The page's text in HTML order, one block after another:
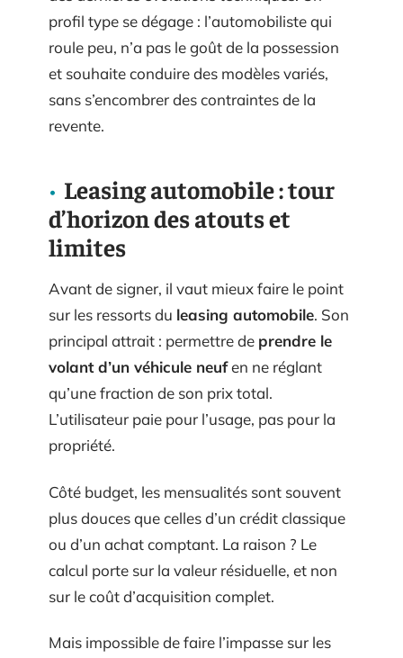
profil type se dégage : l’automobiliste qui
roule peu, n’a pas le goût de la possession
et souhaite conduire des modèles variés,
sans s’encombrer des contraintes de la
revente.
Leasing automobile : tour
d’horizon des atouts et
limites
Avant de signer, il vaut mieux faire le point
sur les ressorts du leasing automobile. Son
principal attrait : permettre de prendre le
volant d’un véhicule neufen ne réglant
qu’une fraction de son prix total.
L’utilisateur paie pour l’usage, pas pour la
propriété.
Côté budget, les mensualités sont souvent
plus douces que celles d’un crédit classique
ou d’un achat comptant. La raison ? Le
calcul porte sur la valeur résiduelle, et non
sur le coût d’acquisition complet.
Mais impossible de faire l’impasse sur les